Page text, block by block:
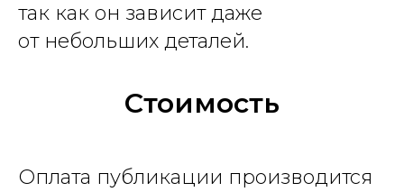
так как он зависит даже
от небольших деталей.
Стоимость
Оплата публикации производится